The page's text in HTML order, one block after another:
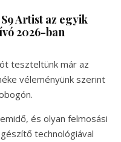
Artist az egyik
2026-ban
teszteltünk már az
véleményünk szerint
és olyan felmosási
technológiával